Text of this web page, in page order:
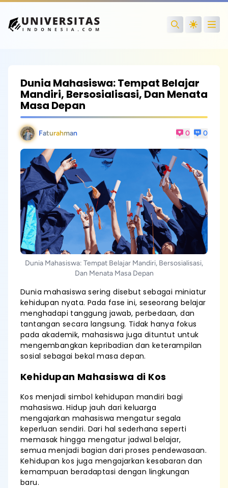
Search
Dunia Mahasiswa: Tempat Belajar
Mandiri, Bersosialisasi, Dan Menata
Masa Depan
Faturahman 0 0
Dunia Mahasiswa: Tempat Belajar Mandiri, Bersosialisasi,
Dan Menata Masa Depan
Dunia mahasiswa sering disebut sebagai miniatur
kehidupan nyata. Pada fase ini, seseorang belajar
menghadapi tanggung jawab, perbedaan, dan
tantangan secara langsung. Tidak hanya fokus
pada akademik, mahasiswa juga dituntut untuk
mengembangkan kepribadian dan keterampilan
sosial sebagai bekal masa depan.
Kehidupan Mahasiswa di Kos
Kos menjadi simbol kehidupan mandiri bagi
mahasiswa. Hidup jauh dari keluarga
mengajarkan mahasiswa mengatur segala
keperluan sendiri. Dari hal sederhana seperti
memasak hingga mengatur jadwal belajar,
semua menjadi bagian dari proses pendewasaan.
Kehidupan kos juga mengajarkan kesabaran dan
kemampuan beradaptasi dengan lingkungan
baru.